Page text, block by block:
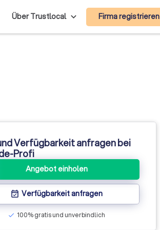
Über Trustlocal Firma registrieren
Verfügbarkeit anfragen bei
Profi
Angebot einholen
event_available Verfügbarkeit anfragen
check 100% gratis und unverbindlich